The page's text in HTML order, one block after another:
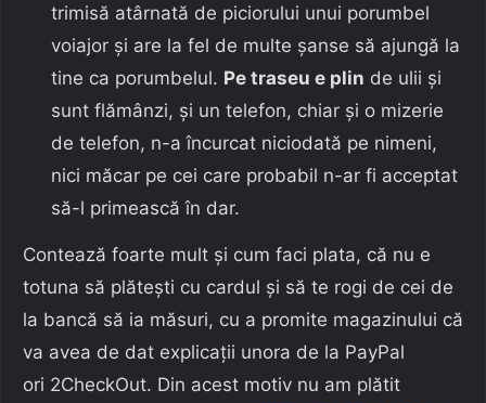
trimisă atârnată de piciorului unui porumbel
voiajor și are la fel de multe șanse să ajungă la
tine ca porumbelul. Pe traseu e plin de ulii și
sunt flămânzi, și un telefon, chiar și o mizerie
de telefon, n-a încurcat niciodată pe nimeni,
nici măcar pe cei care probabil n-ar fi acceptat
să-l primească în dar.
Contează foarte mult și cum faci plata, că nu e
totuna să plătești cu cardul și să te rogi de cei de
la bancă să ia măsuri, cu a promite magazinului că
va avea de dat explicații unora de la PayPal
ori 2CheckOut. Din acest motiv nu am plătit